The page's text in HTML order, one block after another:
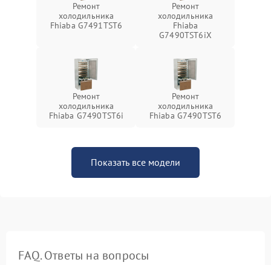
Ремонт
холодильника
Fhiaba G7491TST6
Ремонт
холодильника
Fhiaba
G7490TST6iX
Ремонт
холодильника
Fhiaba G7490TST6i
Ремонт
холодильника
Fhiaba G7490TST6
Показать все модели
FAQ. Ответы на вопросы